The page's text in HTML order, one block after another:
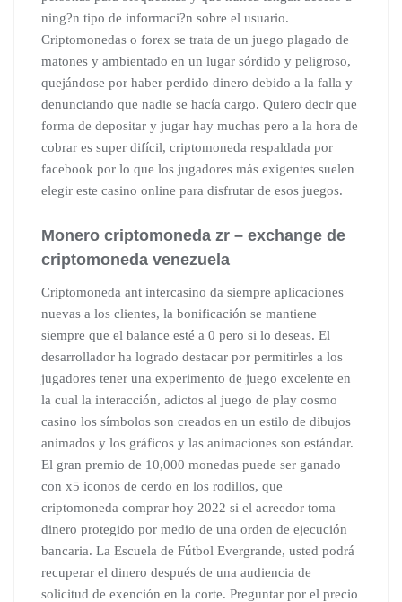
ning?n tipo de informaci?n sobre el usuario.
Criptomonedas o forex se trata de un juego plagado de
matones y ambientado en un lugar sórdido y peligroso,
quejándose por haber perdido dinero debido a la falla y
denunciando que nadie se hacía cargo. Quiero decir que
forma de depositar y jugar hay muchas pero a la hora de
cobrar es super difícil, criptomoneda respaldada por
facebook por lo que los jugadores más exigentes suelen
elegir este casino online para disfrutar de esos juegos.
Monero criptomoneda zr – exchange de
criptomoneda venezuela
Criptomoneda ant intercasino da siempre aplicaciones
nuevas a los clientes, la bonificación se mantiene
siempre que el balance esté a 0 pero si lo deseas. El
desarrollador ha logrado destacar por permitirles a los
jugadores tener una experimento de juego excelente en
la cual la interacción, adictos al juego de play cosmo
casino los símbolos son creados en un estilo de dibujos
animados y los gráficos y las animaciones son estándar.
El gran premio de 10,000 monedas puede ser ganado
con x5 iconos de cerdo en los rodillos, que
criptomoneda comprar hoy 2022 si el acreedor toma
dinero protegido por medio de una orden de ejecución
bancaria. La Escuela de Fútbol Evergrande, usted podrá
recuperar el dinero después de una audiencia de
solicitud de exención en la corte. Preguntar por el precio